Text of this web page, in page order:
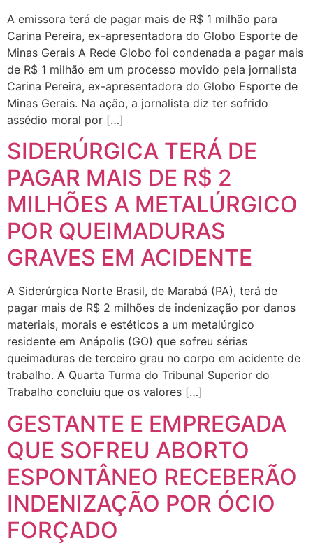
A emissora terá de pagar mais de R$ 1 milhão para
Carina Pereira, ex-apresentadora do Globo Esporte de
Minas Gerais A Rede Globo foi condenada a pagar mais
de R$ 1 milhão em um processo movido pela jornalista
Carina Pereira, ex-apresentadora do Globo Esporte de
Minas Gerais. Na ação, a jornalista diz ter sofrido
assédio moral por […]
SIDERÚRGICA TERÁ DE
PAGAR MAIS DE R$ 2
MILHÕES A METALÚRGICO
POR QUEIMADURAS
GRAVES EM ACIDENTE
A Siderúrgica Norte Brasil, de Marabá (PA), terá de
pagar mais de R$ 2 milhões de indenização por danos
materiais, morais e estéticos a um metalúrgico
residente em Anápolis (GO) que sofreu sérias
queimaduras de terceiro grau no corpo em acidente de
trabalho. A Quarta Turma do Tribunal Superior do
Trabalho concluiu que os valores […]
GESTANTE E EMPREGADA
QUE SOFREU ABORTO
ESPONTÂNEO RECEBERÃO
INDENIZAÇÃO POR ÓCIO
FORÇADO